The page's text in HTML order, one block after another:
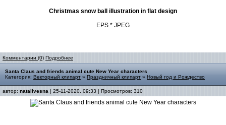
Christmas snow ball illustration in flat design
EPS * JPEG
Комментарии (0) Подробнее
Santa Claus and friends animal cute New Year characters
Категория: Векторный клипарт » Праздничный клипарт » Новый год и Рождество
автор: natalivesna | 25-11-2020, 09:33 | Просмотров: 310